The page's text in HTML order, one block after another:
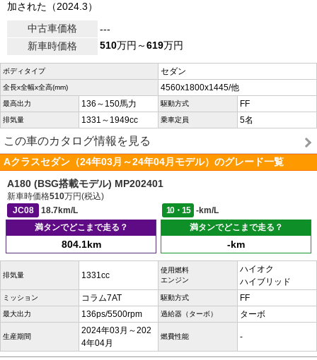
加された（2024.3）
中古車価格
---
新車時価格
510万円～619万円
ボディタイプ セダン
全長x全幅x全高(mm) 4560x1800x1445/他
最高出力 136～150馬力 駆動方式 FF
排気量 1331～1949cc 乗車定員 5名
この車のカタログ情報を見る
Aクラスセダン（24年03月～24年04月モデル）のグレード一覧
A180 (BSG搭載モデル) MP202401
新車時価格510万円(税込)
JC08
18.7km/L 10・15
-km/L
満タンでどこまで走る？
804.1km
満タンでどこまで走る？
-km
排気量 1331cc
使用燃料
エンジン
ハイオク
ハイブリッド
ミッション コラム7AT 駆動方式 FF
最大出力 136ps/5500rpm 過給器（ターボ） ターボ
生産期間
2024年03月～202
4年04月
燃費性能 -